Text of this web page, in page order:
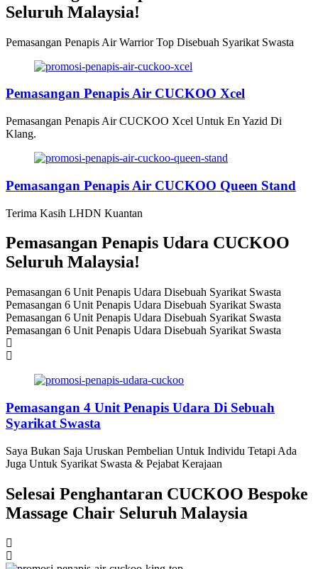
Seluruh Malaysia!
Pemasangan Penapis Air Warrior Top Disebuah Syarikat Swasta
Pemasangan Penapis Air CUCKOO Xcel
Pemasangan Penapis Air CUCKOO Xcel Untuk En Yazid Di
Klang.
Pemasangan Penapis Air CUCKOO Queen Stand
Terima Kasih LHDN Kuantan
Pemasangan Penapis Udara CUCKOO
Seluruh Malaysia!
Pemasangan 6 Unit Penapis Udara Disebuah Syarikat Swasta
Pemasangan 6 Unit Penapis Udara Disebuah Syarikat Swasta
Pemasangan 6 Unit Penapis Udara Disebuah Syarikat Swasta
Pemasangan 6 Unit Penapis Udara Disebuah Syarikat Swasta
Pemasangan 4 Unit Penapis Udara Di Sebuah
Syarikat Swasta
Saya Bukan Saja Uruskan Pembelian Untuk Individu Tetapi Ada
Juga Untuk Syarikat Swasta & Pejabat Kerajaan
Selesai Penghantaran CUCKOO Bespoke
Massage Chair Seluruh Malaysia